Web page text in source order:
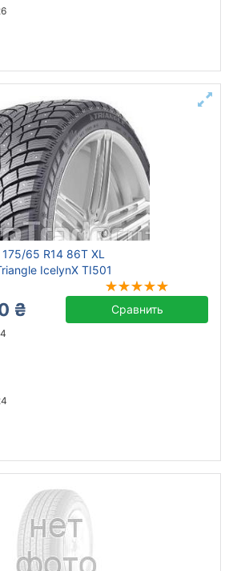
175/65 R14 86T XL
IcelynX TI501
₴ Сравнить